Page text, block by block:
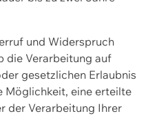
und Widerspruch
die Verarbeitung auf
gesetzlichen Erlaubnis
Möglichkeit, eine erteilte
der Verarbeitung Ihrer